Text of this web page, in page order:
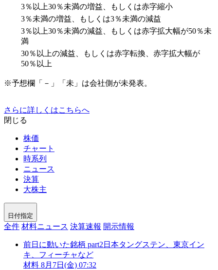
3％以上30％未満の増益、もしくは赤字縮小
3％未満の増益、もしくは3％未満の減益
3％以上30％未満の減益、もしくは赤字拡大幅が50％未
満
30％以上の減益、もしくは赤字転換、赤字拡大幅が
50％以上
※予想欄「－」「未」は会社側が未発表。
さらに詳しくはこちらへ
閉じる
株価
チャート
時系列
ニュース
決算
大株主
日付指定
全件 材料ニュース 決算速報 開示情報
前日に動いた銘柄 part2日本タングステン、東京イン
キ、フィーチャなど
材料 8月7日(金) 07:32